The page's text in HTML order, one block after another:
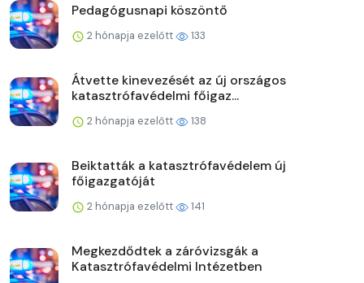
Pedagógusnapi köszöntő
2 hónapja ezelőtt 133
Átvette kinevezését az új országos
katasztrófavédelmi főigaz...
2 hónapja ezelőtt 138
Beiktatták a katasztrófavédelem új
főigazgatóját
2 hónapja ezelőtt 141
Megkezdődtek a záróvizsgák a
Katasztrófavédelmi Intézetben